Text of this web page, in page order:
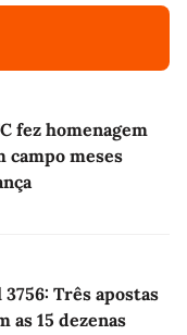
fez homenagem
campo meses
Três apostas
as 15 dezenas